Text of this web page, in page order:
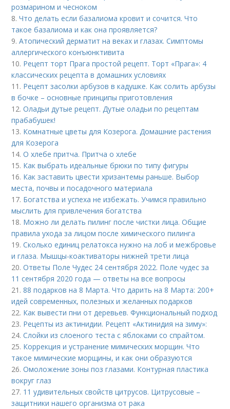
розмарином и чесноком
8.Что делать если базалиома кровит и сочится. Что
такое базалиома и как она проявляется?
9.Атопический дерматит на веках и глазах. Симптомы
аллергического конъюнктивита
10. Рецепт торт Прага простой рецепт. Торт «Прага»: 4
классических рецепта в домашних условиях
11. Рецепт засолки арбузов в кадушке. Как солить арбузы
в бочке – основные принципы приготовления
12.Оладьи дутые рецепт. Дутые оладьи по рецептам
прабабушек!
13. Комнатные цветы для Козерога. Домашние растения
для Козерога
14.О хлебе притча. Притча о хлебе
15. Как выбрать идеальные брюки по типу фигуры
16. Как заставить цвести хризантемы раньше. Выбор
места, почвы и посадочного материала
17. Богатства и успеха не избежать. Учимся правильно
мыслить для привлечения богатства
18. Можно ли делать пилинг после чистки лица. Общие
правила ухода за лицом после химического пилинга
19.Сколько единиц релатокса нужно на лоб и межбровье
и глаза. Мышцы-коактиваторы нижней трети лица
20.Ответы Поле Чудес 24 сентября 2022. Поле чудес за
11 сентября 2020 года — ответы на все вопросы
21.88 подарков на 8 Марта. Что дарить на 8 Марта: 200+
идей современных, полезных и желанных подарков
22. Как вывести пни от деревьев. Функциональный подход
23. Рецепты из актинидии. Рецепт «Актинидия на зиму»:
24.Слойки из слоеного теста с яблоками со спрайтом.
25. Коррекция и устранение мимических морщин. Что
такое мимические морщины, и как они образуются
26.Омоложение зоны поз глазами. Контурная пластика
вокруг глаз
27. 11 удивительных свойств цитрусов. Цитрусовые –
защитники нашего организма от рака